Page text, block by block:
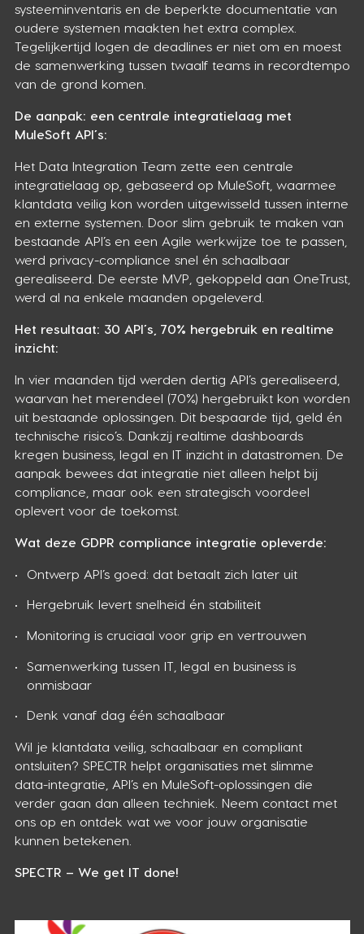
systeeminventaris en de beperkte documentatie van
oudere systemen maakten het extra complex.
Tegelijkertijd logen de deadlines er niet om en moest
de samenwerking tussen twaalf teams in recordtempo
van de grond komen.
De aanpak: een centrale integratielaag met
MuleSoft API’s:
Het Data Integration Team zette een centrale
integratielaag op, gebaseerd op MuleSoft, waarmee
klantdata veilig kon worden uitgewisseld tussen interne
en externe systemen. Door slim gebruik te maken van
bestaande API’s en een Agile werkwijze toe te passen,
werd privacy-compliance snel én schaalbaar
gerealiseerd. De eerste MVP, gekoppeld aan OneTrust,
werd al na enkele maanden opgeleverd.
Het resultaat: 30 API’s, 70% hergebruik en realtime
inzicht:
In vier maanden tijd werden dertig API’s gerealiseerd,
waarvan het merendeel (70%) hergebruikt kon worden
uit bestaande oplossingen. Dit bespaarde tijd, geld én
technische risico’s. Dankzij realtime dashboards
kregen business, legal en IT inzicht in datastromen. De
aanpak bewees dat integratie niet alleen helpt bij
compliance, maar ook een strategisch voordeel
oplevert voor de toekomst.
Wat deze GDPR compliance integratie opleverde:
Ontwerp API’s goed: dat betaalt zich later uit
Hergebruik levert snelheid én stabiliteit
Monitoring is cruciaal voor grip en vertrouwen
Samenwerking tussen IT, legal en business is
onmisbaar
Denk vanaf dag één schaalbaar
Wil je klantdata veilig, schaalbaar en compliant
ontsluiten? SPECTR helpt organisaties met slimme
data-integratie, API’s en MuleSoft-oplossingen die
verder gaan dan alleen techniek. Neem contact met
ons op en ontdek wat we voor jouw organisatie
kunnen betekenen.
SPECTR – We get IT done!